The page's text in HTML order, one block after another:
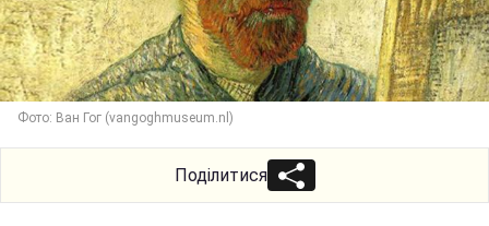
Фото: Ван Гог (vangoghmuseum.nl)
Поділитися